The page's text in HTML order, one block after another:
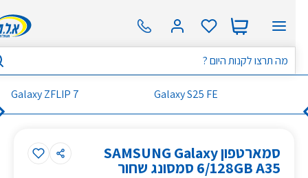
Galaxy S25 FE
Galaxy ZFLIP 7
סמארטפון SAMSUNG Galaxy
6/128GB A35 סמסונג שחור